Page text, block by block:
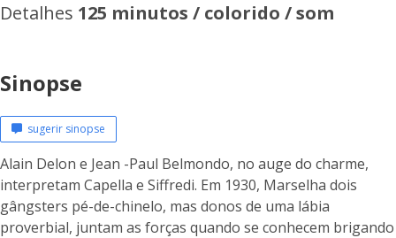
Detalhes 125 minutos / colorido / som
Sinopse
sugerir sinopse
Alain Delon e Jean -Paul Belmondo, no auge do charme,
interpretam Capella e Siffredi. Em 1930, Marselha dois
gângsters pé-de-chinelo, mas donos de uma lábia
proverbial, juntam as forças quando se conhecem brigando